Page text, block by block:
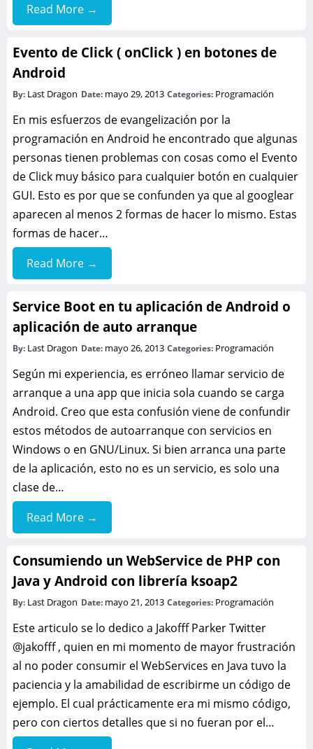
Read More →
Evento de Click ( onClick ) en botones de
Android
By: Last Dragon Date: mayo 29, 2013 Categories: Programación
En mis esfuerzos de evangelización por la
programación en Android he encontrado que algunas
personas tienen problemas con cosas como el Evento
de Click muy básico para cualquier botón en cualquier
GUI. Esto es por que se confunden ya que al googlear
aparecen al menos 2 formas de hacer lo mismo. Estas
formas de hacer…
Read More →
Service Boot en tu aplicación de Android o
aplicación de auto arranque
By: Last Dragon Date: mayo 26, 2013 Categories: Programación
Según mi experiencia, es erróneo llamar servicio de
arranque a una app que inicia sola cuando se carga
Android. Creo que esta confusión viene de confundir
estos métodos de autoarranque con servicios en
Windows o en GNU/Linux. Si bien arranca una parte
de la aplicación, esto no es un servicio, es solo una
clase de…
Read More →
Consumiendo un WebService de PHP con
Java y Android con librería ksoap2
By: Last Dragon Date: mayo 21, 2013 Categories: Programación
Este articulo se lo dedico a Jakofff Parker ‏Twitter
@jakofff , quien en mi momento de mayor frustración
al no poder consumir el WebServices en Java tuvo la
paciencia y la amabilidad de escribirme un código de
ejemplo. El cual prácticamente era mi mismo código,
pero con ciertos detalles que si no fueran por el…